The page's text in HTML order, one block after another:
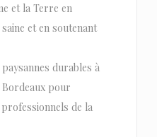
et la Terre en
et en soutenant
durables à
pour
de la